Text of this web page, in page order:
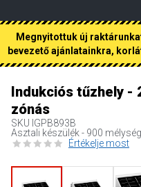
Megnyitottuk új
bevezető ajánlatainkra,
Indukciós tűzhely -
zónás
SKU IGPB893B
Asztali készülék - 900 mélység
Értékelje most